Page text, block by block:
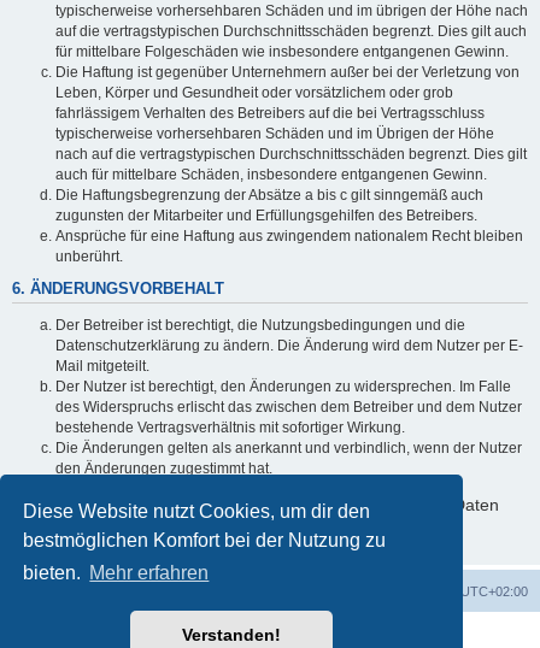
Diese Website nutzt Cookies, um dir den
bestmöglichen Komfort bei der Nutzung zu
bieten. Mehr erfahren
Verstanden!
typischerweise vorhersehbaren Schäden und im übrigen der Höhe nach
auf die vertragstypischen Durchschnittsschäden begrenzt. Dies gilt auch
für mittelbare Folgeschäden wie insbesondere entgangenen Gewinn.
Die Haftung ist gegenüber Unternehmern außer bei der Verletzung von
Leben, Körper und Gesundheit oder vorsätzlichem oder grob
fahrlässigem Verhalten des Betreibers auf die bei Vertragsschluss
typischerweise vorhersehbaren Schäden und im Übrigen der Höhe
nach auf die vertragstypischen Durchschnittsschäden begrenzt. Dies gilt
auch für mittelbare Schäden, insbesondere entgangenen Gewinn.
Die Haftungsbegrenzung der Absätze a bis c gilt sinngemäß auch
zugunsten der Mitarbeiter und Erfüllungsgehilfen des Betreibers.
Ansprüche für eine Haftung aus zwingendem nationalem Recht bleiben
unberührt.
6. ÄNDERUNGSVORBEHALT
Der Betreiber ist berechtigt, die Nutzungsbedingungen und die
Datenschutzerklärung zu ändern. Die Änderung wird dem Nutzer per E-
Mail mitgeteilt.
Der Nutzer ist berechtigt, den Änderungen zu widersprechen. Im Falle
des Widerspruchs erlischt das zwischen dem Betreiber und dem Nutzer
bestehende Vertragsverhältnis mit sofortiger Wirkung.
Die Änderungen gelten als anerkannt und verbindlich, wenn der Nutzer
den Änderungen zugestimmt hat.
Informationen über den Umgang mit deinen persönlichen Daten
sind in der Datenschutzerklärung enthalten.
UTC+02:00
Powered byphpBB® Forum Software © phpBB Limited